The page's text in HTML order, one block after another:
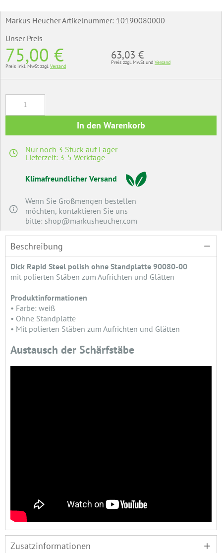
Markus Heucher Artikelnummer: 10190080000
Unser Preis
75,00 €
Preis inkl. MwSt zzgl.Versand
63,03 €
Preis zzgl. MwSt und Versand
In den Warenkorb
Nur noch 3 Stück auf Lager
Lieferzeit: 3-5 Werktage
Klimafreundlicher Versand
Wenn Sie Großmengen bestellen
möchten, kontaktieren Sie uns
bitte: shop@markusheucher.com
Beschreibung
Dick Rapid Steel polish ohne Standplatte 90080-00
mit polierten Stäben zum Aufrichten und Glätten
Produktinformationen
• Farbe: weiß
• Ohne Standplatte
• Mit polierten Stäben zum Aufrichten und Glätten
Austausch der Schärfstäbe
Zusatzinformationen